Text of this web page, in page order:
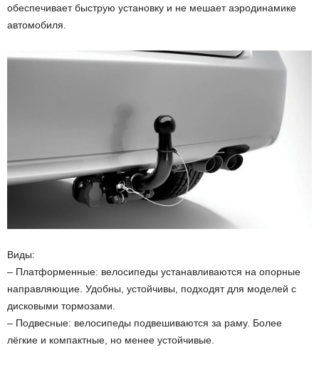
обеспечивает быструю установку и не мешает аэродинамике
автомобиля.
Виды:
– Платформенные: велосипеды устанавливаются на опорные
направляющие. Удобны, устойчивы, подходят для моделей с
дисковыми тормозами.
– Подвесные: велосипеды подвешиваются за раму. Более
лёгкие и компактные, но менее устойчивые.